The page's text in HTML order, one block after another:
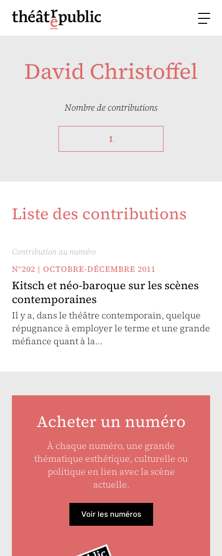
David Christoffel
Nombre de contributions
1
Liste des contributions
Contribution au numéro
N°202 | OCTOBRE-DÉCEMBRE 2011
Kitsch et néo-baroque sur les scènes
contemporaines
Il y a, dans le théâtre contemporain, quelque
répugnance à employer le terme et une grande
méfiance quant à la…
Acheter un numéro
À chaque numéro, une grande
thématique esthétique, culturelle ou
politique en lien avec la scène
actuelle.
Voir les numéros